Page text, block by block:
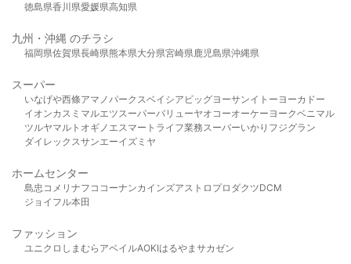
徳島県香川県愛媛県高知県
九州・沖縄 のチラシ
福岡県佐賀県長崎県熊本県大分県宮崎県鹿児島県沖縄県
スーパー
いなげや西條アマノパークスベイシア ビッグヨーサンイトーヨーカドー
イオンカスミ マルエツスーパーバリューヤオコーオーケー ヨークベニマル
ツルヤマルト オギノ エスマート ライフ業務スーパーいかり フジグラン
ダイレックスサンエーイズミヤ
ホームセンター
島忠 コメリ ナフコ コーナンカインズアストロプロダクツDCM
ジョイフル本田
ファッション
ユニクロ しまむら アベイルAOKIはるやま サカゼン